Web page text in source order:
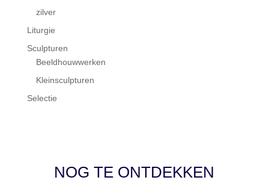
zilver
Liturgie
Sculpturen
Beeldhouwwerken
Kleinsculpturen
Selectie
NOG TE ONTDEKKEN